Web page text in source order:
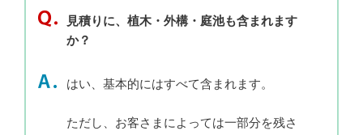
見積りに、植木・外構・庭池も含まれます
か？
はい、基本的にはすべて含まれます。
ただし、お客さまによっては一部分を残さ